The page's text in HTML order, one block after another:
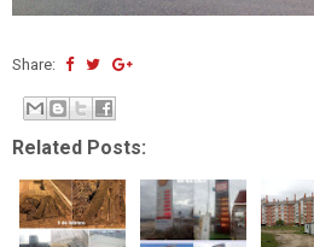
Share:
Related Posts: